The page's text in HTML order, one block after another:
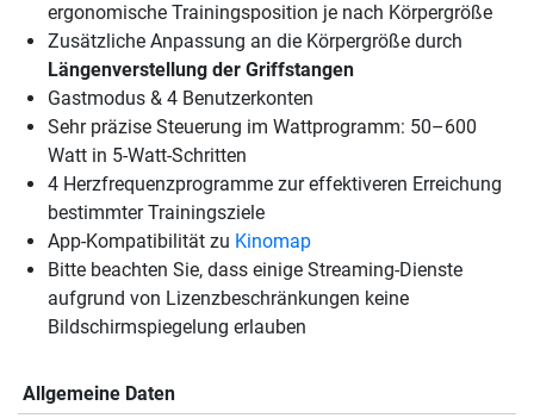
ergonomische Trainingsposition je nach Körpergröße
Zusätzliche Anpassung an die Körpergröße durch
Längenverstellung der Griffstangen
Gastmodus & 4 Benutzerkonten
Sehr präzise Steuerung im Wattprogramm: 50–600
Watt in 5-Watt-Schritten
4 Herzfrequenzprogramme zur effektiveren Erreichung
bestimmter Trainingsziele
App-Kompatibilität zu Kinomap
Bitte beachten Sie, dass einige Streaming-Dienste
aufgrund von Lizenzbeschränkungen keine
Bildschirmspiegelung erlauben
Allgemeine Daten